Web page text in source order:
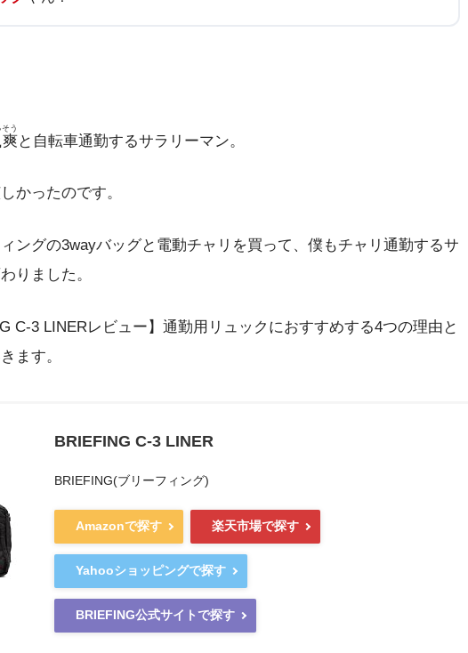
そう
と自転車通勤するサラリーマン。
かったのです。
ングの3wayバッグと電動チャリを買って、僕もチャリ通勤するサ
りました。
C-3 LINERレビュー】通勤用リュックにおすすめする4つの理由と
ます。
BRIEFING C-3 LINER
BRIEFING(ブリーフィング)
Amazonで探す 楽天市場で探す
Yahooショッピングで探す
BRIEFING公式サイトで探す